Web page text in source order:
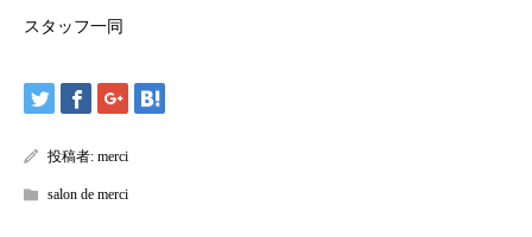
スタッフ一同
投稿者: merci
salon de merci